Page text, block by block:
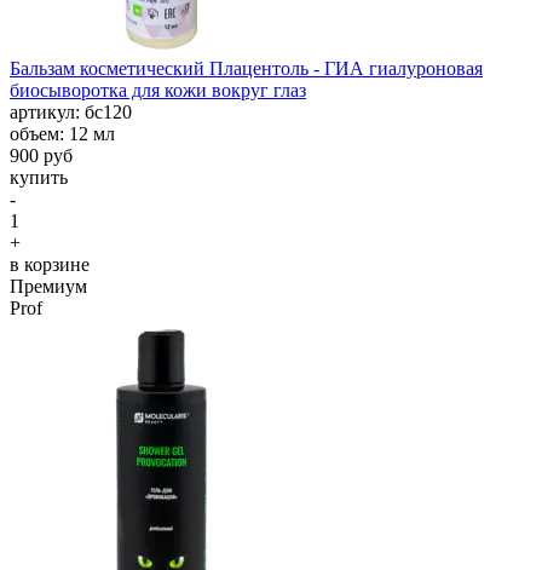
Бальзам косметический Плацентоль - ГИА гиалуроновая
биосыворотка для кожи вокруг глаз
aртикул: бс120
объем: 12 мл
900 руб
купить
-
1
+
в корзине
Премиум
Prof